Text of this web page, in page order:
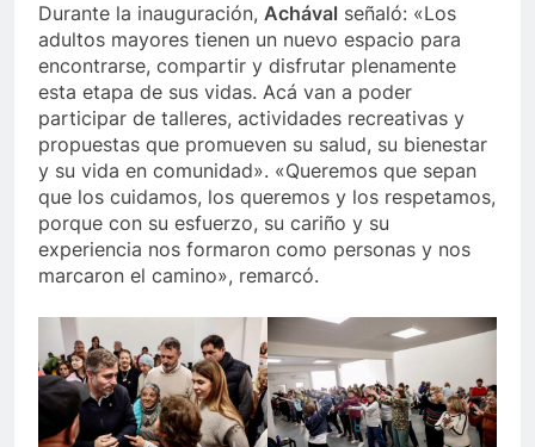
Durante la inauguración, Achával señaló: «Los
adultos mayores tienen un nuevo espacio para
encontrarse, compartir y disfrutar plenamente
esta etapa de sus vidas. Acá van a poder
participar de talleres, actividades recreativas y
propuestas que promueven su salud, su bienestar
y su vida en comunidad». «Queremos que sepan
que los cuidamos, los queremos y los respetamos,
porque con su esfuerzo, su cariño y su
experiencia nos formaron como personas y nos
marcaron el camino», remarcó.